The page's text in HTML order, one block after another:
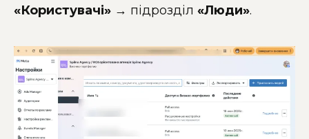
«Користувачі» → підрозділ «Люди».